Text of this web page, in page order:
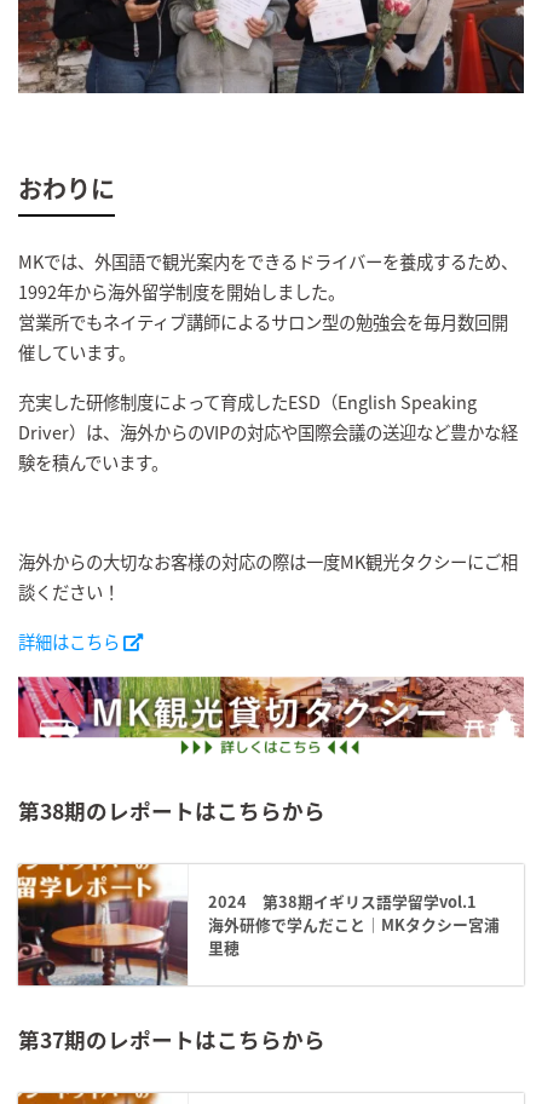
おわりに
MKでは、外国語で観光案内をできるドライバーを養成するため、
1992年から海外留学制度を開始しました。
営業所でもネイティブ講師によるサロン型の勉強会を毎月数回開
催しています。
充実した研修制度によって育成したESD（English Speaking
Driver）は、海外からのVIPの対応や国際会議の送迎など豊かな経
験を積んでいます。
海外からの大切なお客様の対応の際は一度MK観光タクシーにご相
談ください！
詳細はこちら
第38期のレポートはこちらから
2024 第38期イギリス語学留学vol.1
海外研修で学んだこと｜MKタクシー宮浦
里穂
第37期のレポートはこちらから